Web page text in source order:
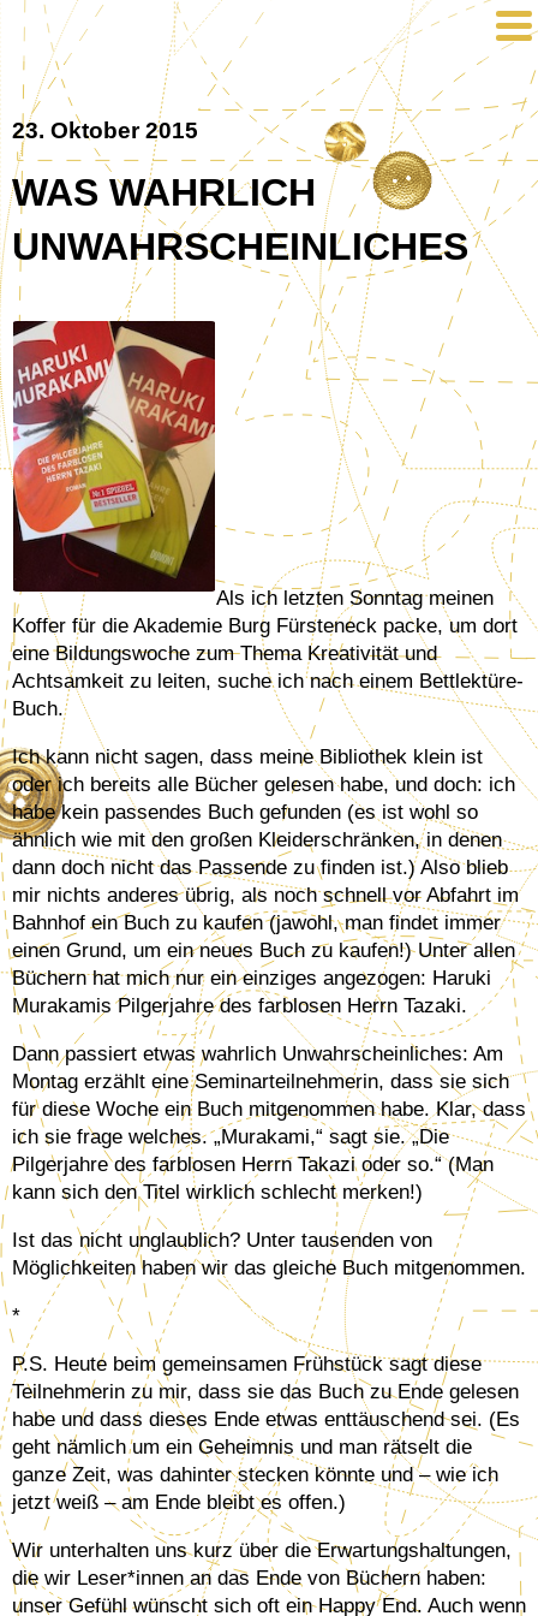
23. Oktober 2015
WAS WAHRLICH
UNWAHRSCHEINLICHES
Als ich letzten Sonntag meinen
Koffer für die Akademie Burg Fürsteneck packe, um dort
eine Bildungswoche zum Thema Kreativität und
Achtsamkeit zu leiten, suche ich nach einem Bettlektüre-
Buch.
Ich kann nicht sagen, dass meine Bibliothek klein ist
oder ich bereits alle Bücher gelesen habe, und doch: ich
habe kein passendes Buch gefunden (es ist wohl so
ähnlich wie mit den großen Kleiderschränken, in denen
dann doch nicht das Passende zu finden ist.) Also blieb
mir nichts anderes übrig, als noch schnell vor Abfahrt im
Bahnhof ein Buch zu kaufen (jawohl, man findet immer
einen Grund, um ein neues Buch zu kaufen!) Unter allen
Büchern hat mich nur ein einziges angezogen: Haruki
Murakamis Pilgerjahre des farblosen Herrn Tazaki.
Dann passiert etwas wahrlich Unwahrscheinliches: Am
Montag erzählt eine Seminarteilnehmerin, dass sie sich
für diese Woche ein Buch mitgenommen habe. Klar, dass
ich sie frage welches. „Murakami,“ sagt sie. „Die
Pilgerjahre des farblosen Herrn Takazi oder so.“ (Man
kann sich den Titel wirklich schlecht merken!)
Ist das nicht unglaublich? Unter tausenden von
Möglichkeiten haben wir das gleiche Buch mitgenommen.
*
P.S. Heute beim gemeinsamen Frühstück sagt diese
Teilnehmerin zu mir, dass sie das Buch zu Ende gelesen
habe und dass dieses Ende etwas enttäuschend sei. (Es
geht nämlich um ein Geheimnis und man rätselt die
ganze Zeit, was dahinter stecken könnte und – wie ich
jetzt weiß – am Ende bleibt es offen.)
Wir unterhalten uns kurz über die Erwartungshaltungen,
die wir Leser*innen an das Ende von Büchern haben:
unser Gefühl wünscht sich oft ein Happy End. Auch wenn